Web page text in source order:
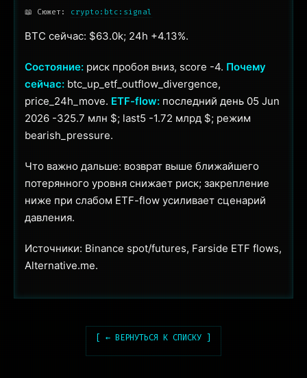
📖 Сюжет: crypto:btc:signal
BTC сейчас: $63.0k; 24h +4.13%.
Состояние: риск пробоя вниз, score -4. Почему
сейчас: btc_up_etf_outflow_divergence,
price_24h_move. ETF-flow: последний день 05 Jun
2026 -325.7 млн $; last5 -1.72 млрд $; режим
bearish_pressure.
Что важно дальше: возврат выше ближайшего
потерянного уровня снижает риск; закрепление
ниже при слабом ETF-flow усиливает сценарий
давления.
Источники: Binance spot/futures, Farside ETF flows,
Alternative.me.
[ ← ВЕРНУТЬСЯ К СПИСКУ ]